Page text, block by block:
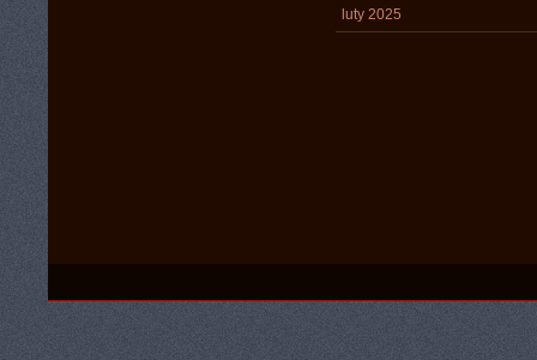
luty 2025